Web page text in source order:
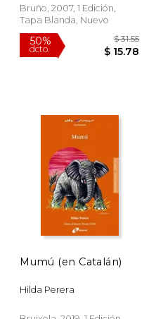
dcto.
Bruño, 2007, 1 Edición,
Tapa Blanda, Nuevo
Mumú (en Catalán)
Hilda Perera